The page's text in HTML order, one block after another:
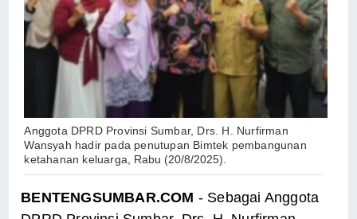
Anggota DPRD Provinsi Sumbar, Drs. H. Nurfirman
Wansyah hadir pada penutupan Bimtek pembangunan
ketahanan keluarga, Rabu (20/8/2025).
BENTENGSUMBAR.COM - Sebagai Anggota